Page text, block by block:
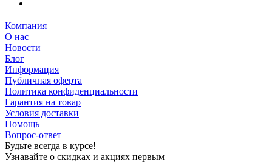
Компания
О нас
Новости
Блог
Информация
Публичная оферта
Политика конфиденциальности
Гарантия на товар
Условия доставки
Помощь
Вопрос-ответ
Будьте всегда в курсе!
Узнавайте о скидках и акциях первым